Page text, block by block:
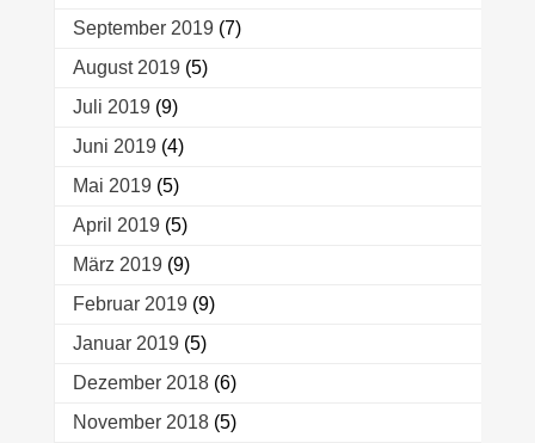
September 2019(7)
August 2019(5)
Juli 2019(9)
Juni 2019(4)
Mai 2019(5)
April 2019(5)
März 2019(9)
Februar 2019(9)
Januar 2019(5)
Dezember 2018(6)
November 2018(5)